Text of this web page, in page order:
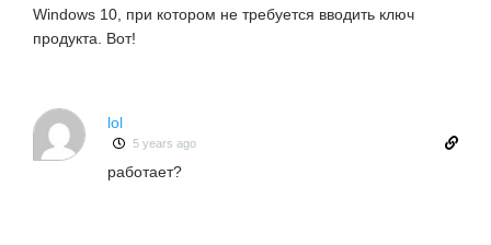
Windows 10, при котором не требуется вводить ключ
продукта. Вот!
lol
5 years ago
работает?